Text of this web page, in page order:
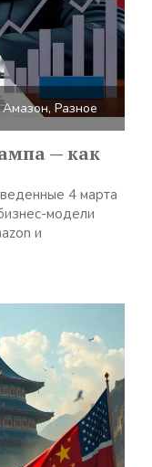
, Разное
— как
4 марта
модели
и